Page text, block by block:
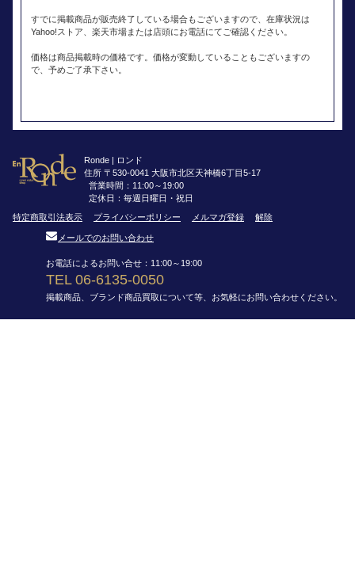
すでに掲載商品が販売終了している場合もございますので、在庫状況は
Yahoo!ストア、楽天市場または店頭にお電話にてご確認ください。
価格は商品掲載時の価格です。価格が変動していることもございますの
で、予めご了承下さい。
Ronde | ロンド
住所 〒530-0041 大阪市北区天神橋6丁目5-17
営業時間：11:00～19:00
定休日：毎週日曜日・祝日
特定商取引法表示
プライバシーポリシー メルマガ登録 解除
メールでのお問い合わせ
お電話によるお問い合せ：11:00～19:00
TEL 06-6135-0050
掲載商品、ブランド商品買取について等、お気軽にお問い合わせください。